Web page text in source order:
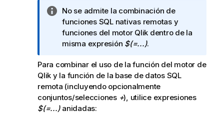
N
o
t
a
n
f
o
r
m
No se admite la combinación de
funciones SQL nativas remotas y
funciones del motor Qlik dentro de la
misma expresión $(=...).
Para combinar el uso de la función del motor de
Qlik y la función de la base de datos SQL
remota (incluyendo opcionalmente
conjuntos/selecciones +), utilice expresiones
$(=...)anidadas: